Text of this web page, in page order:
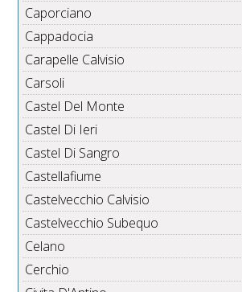
Caporciano
Cappadocia
Carapelle Calvisio
Carsoli
Castel Del Monte
Castel Di Ieri
Castel Di Sangro
Castellafiume
Castelvecchio Calvisio
Castelvecchio Subequo
Celano
Cerchio